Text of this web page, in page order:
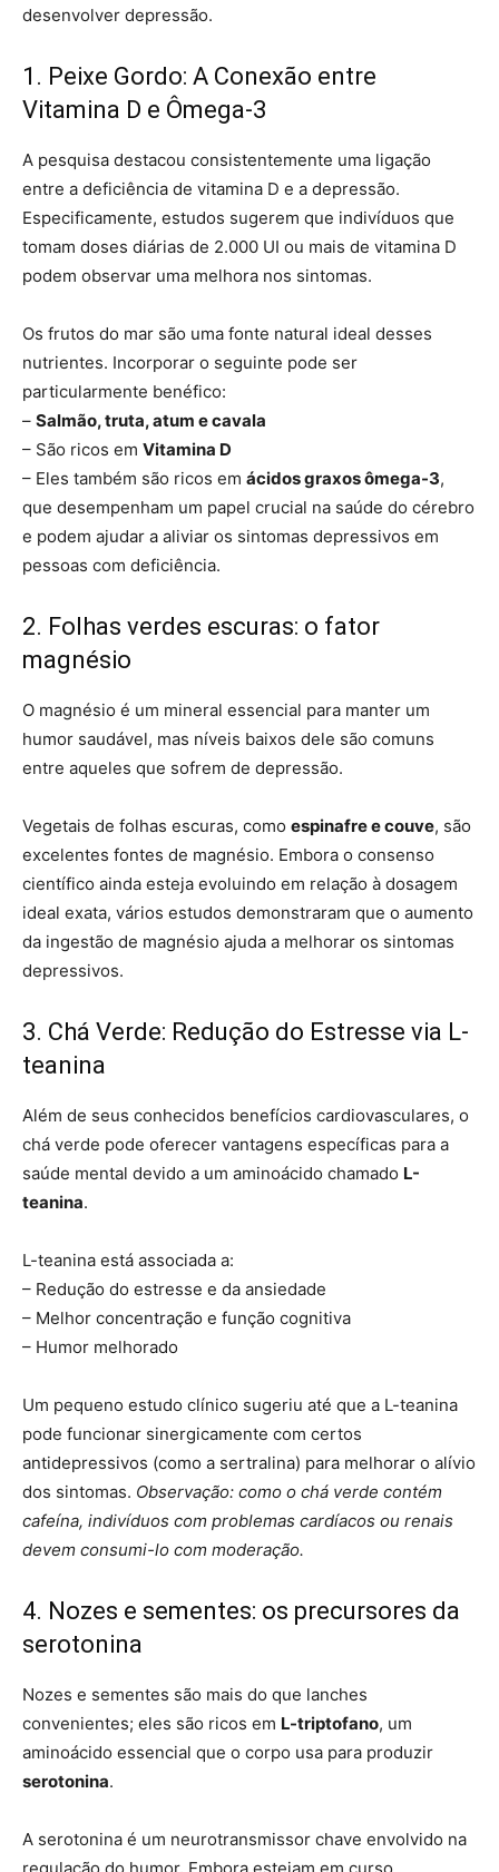
desenvolver depressão.
1. Peixe Gordo: A Conexão entre
Vitamina D e Ômega-3
A pesquisa destacou consistentemente uma ligação
entre a deficiência de vitamina D e a depressão.
Especificamente, estudos sugerem que indivíduos que
tomam doses diárias de 2.000 UI ou mais de vitamina D
podem observar uma melhora nos sintomas.
Os frutos do mar são uma fonte natural ideal desses
nutrientes. Incorporar o seguinte pode ser
particularmente benéfico:
– Salmão, truta, atum e cavala
– São ricos em Vitamina D
– Eles também são ricos em ácidos graxos ômega-3,
que desempenham um papel crucial na saúde do cérebro
e podem ajudar a aliviar os sintomas depressivos em
pessoas com deficiência.
2. Folhas verdes escuras: o fator
magnésio
O magnésio é um mineral essencial para manter um
humor saudável, mas níveis baixos dele são comuns
entre aqueles que sofrem de depressão.
Vegetais de folhas escuras, como espinafre e couve, são
excelentes fontes de magnésio. Embora o consenso
científico ainda esteja evoluindo em relação à dosagem
ideal exata, vários estudos demonstraram que o aumento
da ingestão de magnésio ajuda a melhorar os sintomas
depressivos.
3. Chá Verde: Redução do Estresse via L-
teanina
Além de seus conhecidos benefícios cardiovasculares, o
chá verde pode oferecer vantagens específicas para a
saúde mental devido a um aminoácido chamado L-
teanina.
L-teanina está associada a:
– Redução do estresse e da ansiedade
– Melhor concentração e função cognitiva
– Humor melhorado
Um pequeno estudo clínico sugeriu até que a L-teanina
pode funcionar sinergicamente com certos
antidepressivos (como a sertralina) para melhorar o alívio
dos sintomas. Observação: como o chá verde contém
cafeína, indivíduos com problemas cardíacos ou renais
devem consumi-lo com moderação.
4. Nozes e sementes: os precursores da
serotonina
Nozes e sementes são mais do que lanches
convenientes; eles são ricos em L-triptofano, um
aminoácido essencial que o corpo usa para produzir
serotonina.
A serotonina é um neurotransmissor chave envolvido na